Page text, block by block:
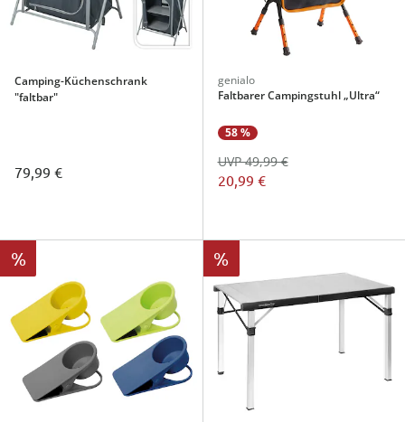
Camping-Küchenschrank
"faltbar"
79,99 €
genialo
Faltbarer Campingstuhl „Ultra“
58 %
20,99 €
UVP 49,99 €
% %